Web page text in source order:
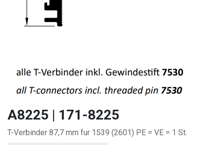
A8225 | 171-8225
T-Verbinder 87,7 mm fur 1539 (2601) PE = VE = 1 St.